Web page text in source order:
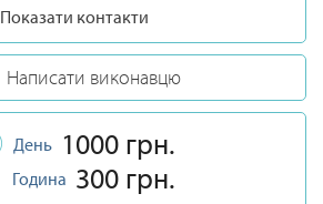
Показати контакти
Написати виконавцю
День 1000 грн.
Година 300 грн.